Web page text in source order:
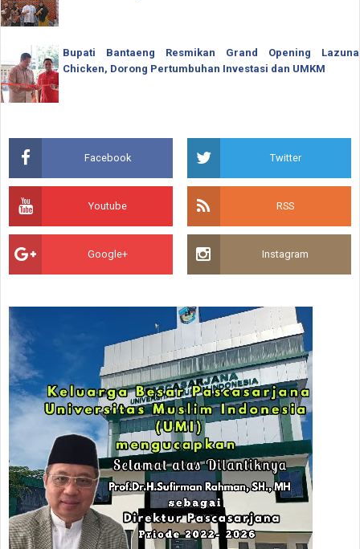
Bupati Bantaeng Resmikan Grand Opening Lazuna
Chicken, Dorong Pertumbuhan Investasi dan UMKM
Facebook Twitter
Youtube RSS
Google+ Instagram